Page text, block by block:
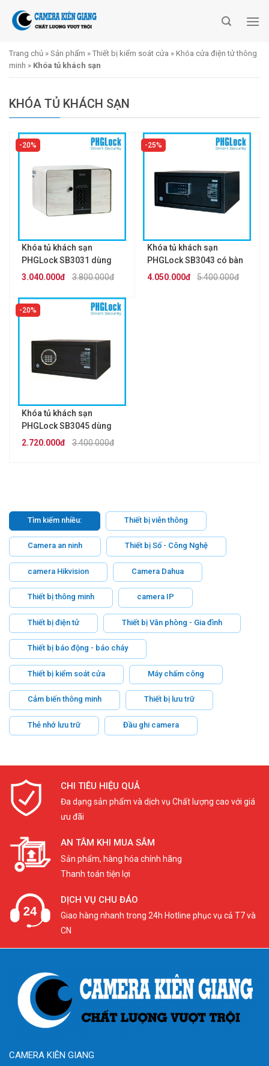
Trang chủ » Sản phẩm » Thiết bị kiểm soát cửa » Khóa cửa điện tử thông
minh » Khóa tủ khách sạn
KHÓA TỦ KHÁCH SẠN
20%
Khóa tủ khách sạn
PHGLock SB3031 dùng
mã số
3.800.000đ
3.040.000đ
25%
Khóa tủ khách sạn
PHGLock SB3043 có bàn
phím cảm ứng5.400.000đ
4.050.000đ
20%
Khóa tủ khách sạn
PHGLock SB3045 dùng
mã số
3.400.000đ
2.720.000đ
Tìm kiếm nhiều: Thiết bị viễn thông
Camera an ninh Thiết bị Số - Công Nghệ
camera Hikvision Camera Dahua
Thiết bị thông minh camera IP
Thiết bị điện tử Thiết bị Văn phòng - Gia đình
Thiết bị báo động - báo cháy
Thiết bị kiểm soát cửa Máy chấm công
Cảm biến thông minh Thiết bị lưu trữ
Thẻ nhớ lưu trữ Đầu ghi camera
CHI TIÊU HIỆU QUẢ
Đa dạng sản phẩm và dịch vụ Chất lượng cao với giá
ưu đãi
AN TÂM KHI MUA SẮM
Sản phẩm, hàng hóa chính hãng
Thanh toán tiện lợi
DỊCH VỤ CHU ĐÁO
Giao hàng nhanh trong 24h Hotline phục vụ cả T7 và
CN
CAMERA KIÊN GIANG